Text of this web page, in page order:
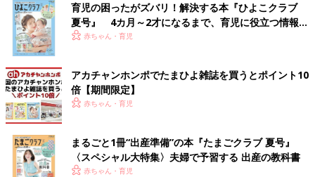
ポジティブ育児を広めたい！
二さんと結婚し、2022年に第1子長男「やさ
丸」くんが誕生。夫や家族と一緒のチーム育児
で、仕事も子育ても全力の毎日を送っていま
んのこと、また芸人さん同士のママトークなど
についても聞きました。 全2回インタビューの
後編です。
■文中のコメントはすべて、『ウィメンズパーク』（2022年1月
※この記事は「たまひよONLINE」で過去に公開されたもので
す。
※記事の内容は記事執筆当時の情報であり、現在と異なる場合が
あります。
育児の困ったがズバリ！解決する本『ひよこクラブ
夏号』 4カ月～2才になるまで、育児に役立つ情報が
いっぱい！
赤ちゃん・育児
アカチャンホンポでたまひよ雑誌を買うとポイント10
倍【期間限定】
赤ちゃん・育児
まるごと1冊“出産準備”の本『たまごクラブ 夏号』
〈スペシャル大特集〉夫婦で予習する 出産の教科書
赤ちゃん・育児